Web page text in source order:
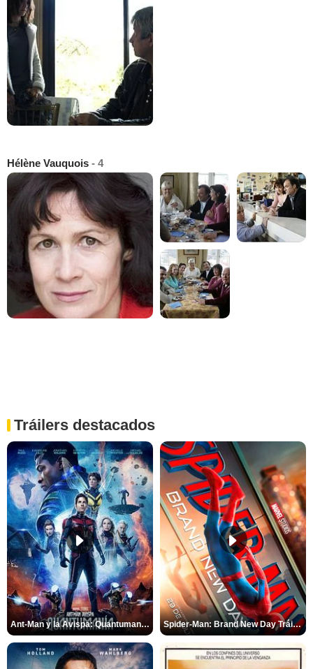
Hélène Vauquois - 4
Tráilers destacados
Ant-Man y la Avispa: Quantumanía Tráiler (2) Spider-Man: Brand New Day Tráiler (3)